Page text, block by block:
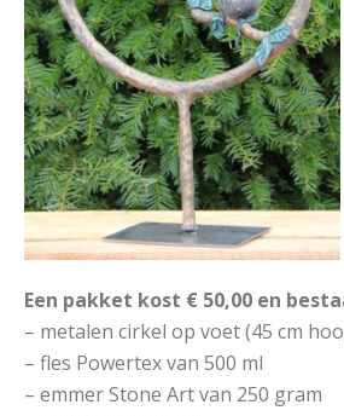
Een pakket kost € 50,00 en
– metalen cirkel op voet (45 cm
– fles Powertex van 500 ml
– emmer Stone Art van 250 gram